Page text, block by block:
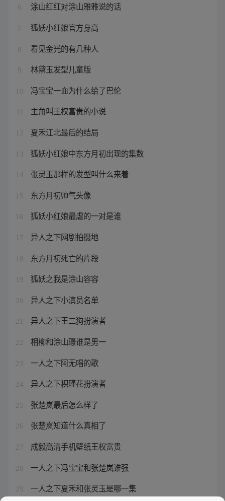
6 涂山红红对涂山雅雅说的话
7 狐妖小红娘官方身高
8 看见金光的有几种人
9 林黛玉发型儿童版
10 冯宝宝一血为什么给了巴伦
主角叫王权富贵的小说
12 夏禾江北最后的结局
13 狐妖小红娘中东方月初出现的集数
14 张灵玉那样的发型叫什么来着
15 东方月初帅气头像
16 狐妖小红娘最虐的一对是谁
17 异人之下网剧拍摄地
18 东方月初死亡的片段
19 狐妖之我是涂山容容
20 异人之下小演员名单
21 异人之下王二狗扮演者
22 相柳和涂山璟谁是男一
23 一人之下阿无唱的歌
24 异人之下枳瑾花扮演者
25 张楚岚最后怎么样了
26 张楚岚知道什么真相了
27 成毅高清手机壁纸王权富贵
28 一人之下冯宝宝和张楚岚谁强
29 一人之下夏禾和张灵玉是哪一集